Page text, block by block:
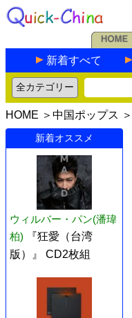
新着すべて
HOME ＞ 中国ポップス ＞
新着オススメ
ウィルバー・パン(潘瑋
柏)
『狂愛（台湾
版）』 CD2枚組